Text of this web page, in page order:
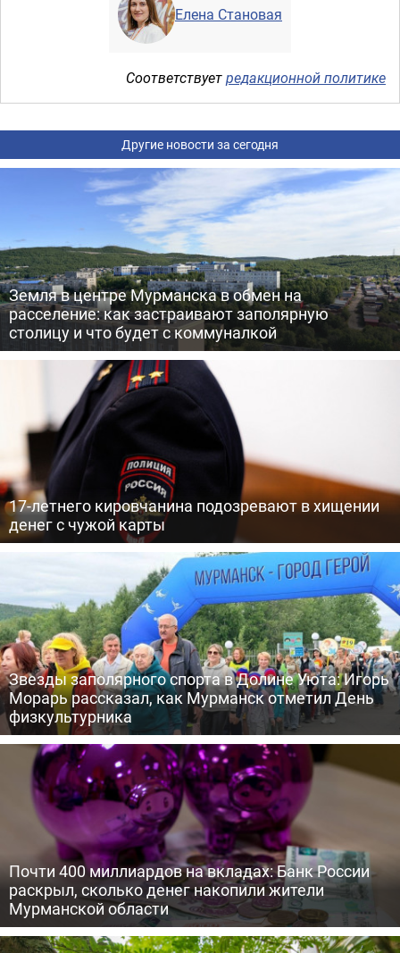
Елена Становая
Соответствуетредакционной политике
Другие новости за сегодня
Земля в центре Мурманска в обмен на
расселение: как застраивают заполярную
столицу и что будет с коммуналкой
17-летнего кировчанина подозревают в хищении
денег с чужой карты
Звезды заполярного спорта в Долине Уюта: Игорь
Морарь рассказал, как Мурманск отметил День
физкультурника
Почти 400 миллиардов на вкладах: Банк России
раскрыл, сколько денег накопили жители
Мурманской области